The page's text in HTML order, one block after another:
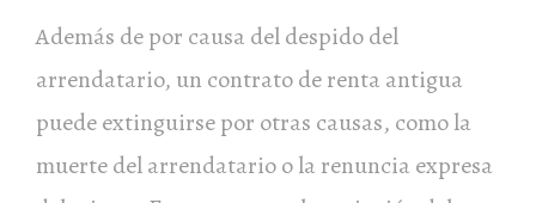
Además de por causa del despido del
arrendatario, un contrato de renta antigua
puede extinguirse por otras causas, como la
muerte del arrendatario o la renuncia expresa